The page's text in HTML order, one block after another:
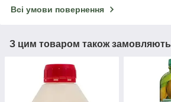
Всі умови повернення
З цим товаром також замовляють